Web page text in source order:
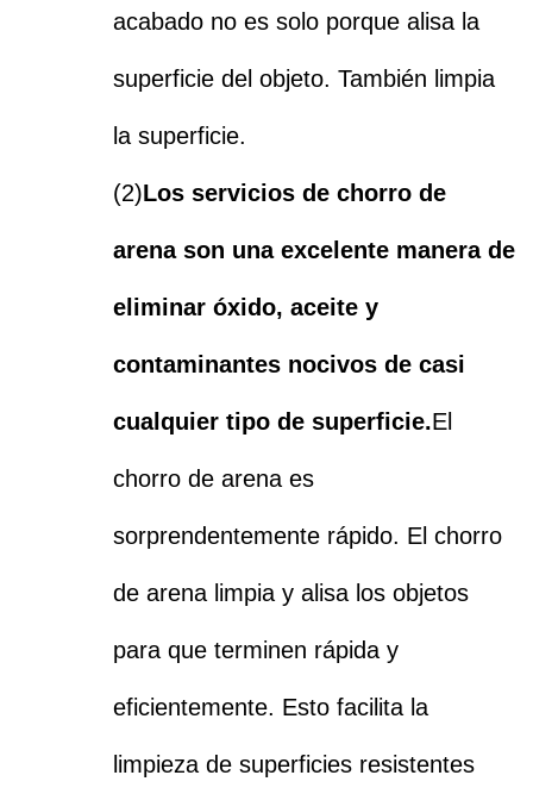
acabado no es solo porque alisa la
superficie del objeto. También limpia
la superficie.
(2)Los servicios de chorro de
arena son una excelente manera de
eliminar óxido, aceite y
contaminantes nocivos de casi
cualquier tipo de superficie.El
chorro de arena es
sorprendentemente rápido. El chorro
de arena limpia y alisa los objetos
para que terminen rápida y
eficientemente. Esto facilita la
limpieza de superficies resistentes